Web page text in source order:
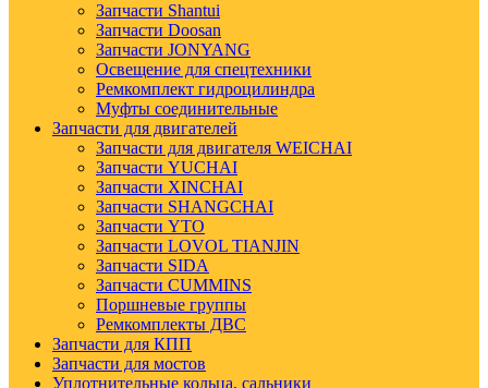
Запчасти Shantui
Запчасти Doosan
Запчасти JONYANG
Освещение для спецтехники
Ремкомплект гидроцилиндра
Муфты соединительные
Запчасти для двигателей
Запчасти для двигателя WEICHAI
Запчасти YUCHAI
Запчасти XINCHAI
Запчасти SHANGCHAI
Запчасти YTO
Запчасти LOVOL TIANJIN
Запчасти SIDA
Запчасти CUMMINS
Поршневые группы
Ремкомплекты ДВС
Запчасти для КПП
Запчасти для мостов
Уплотнительные кольца, сальники